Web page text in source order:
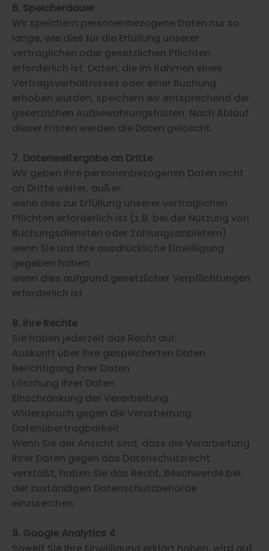
6. Speicherdauer
Wir speichern personenbezogene Daten nur so
lange, wie dies für die Erfüllung unserer
vertraglichen oder gesetzlichen Pflichten
erforderlich ist. Daten, die im Rahmen eines
Vertragsverhältnisses oder einer Buchung
erhoben wurden, speichern wir entsprechend der
gesetzlichen Aufbewahrungsfristen. Nach Ablauf
dieser Fristen werden die Daten gelöscht.
7. Datenweitergabe an Dritte
Wir geben Ihre personenbezogenen Daten nicht
an Dritte weiter, außer:
wenn dies zur Erfüllung unserer vertraglichen
Pflichten erforderlich ist (z.B. bei der Nutzung von
Buchungsdiensten oder Zahlungsanbietern)
wenn Sie uns Ihre ausdrückliche Einwilligung
gegeben haben
wenn dies aufgrund gesetzlicher Verpflichtungen
erforderlich ist
8. Ihre Rechte
Sie haben jederzeit das Recht auf:
Auskunft über Ihre gespeicherten Daten
Berichtigung Ihrer Daten
Löschung Ihrer Daten
Einschränkung der Verarbeitung
Widerspruch gegen die Verarbeitung
Datenübertragbarkeit
Wenn Sie der Ansicht sind, dass die Verarbeitung
Ihrer Daten gegen das Datenschutzrecht
verstößt, haben Sie das Recht, Beschwerde bei
der zuständigen Datenschutzbehörde
einzureichen.
9. Google Analytics 4